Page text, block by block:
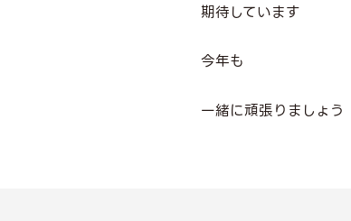
期待しています
今年も
一緒に頑張りましょう